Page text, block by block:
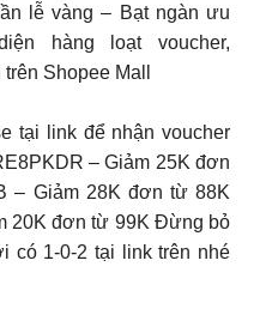
lễ vàng – Bạt ngàn ưu
hàng loạt voucher,
Shopee Mall
tại link để nhận voucher
– Giảm 25K đơn
– Giảm 28K đơn từ 88K
20K đơn từ 99K Đừng bỏ
có 1-0-2 tại link trên nhé